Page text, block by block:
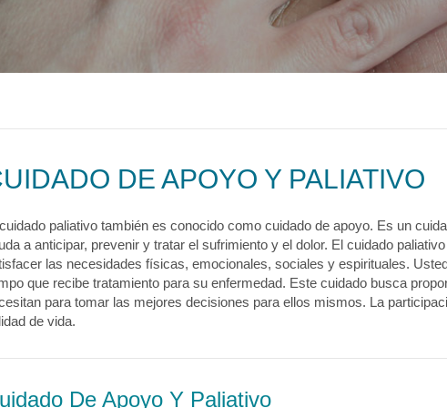
Urgente
Pagar Factura
DE APOYO Y PALIATIVO
paliativo también es conocido como cuidado de apoyo. Es un
a anticipar, prevenir y tratar el sufrimiento y el dolor. El cuidado
las necesidades físicas, emocionales, sociales y espirituales.
que recibe tratamiento para su enfermedad. Este cuidado busca
para tomar las mejores decisiones para ellos mismos. La
de vida.
De Apoyo Y Paliativo